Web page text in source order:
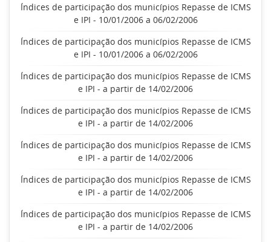
Índices de participação dos municípios Repasse de ICMS
e IPI - 10/01/2006 a 06/02/2006
Índices de participação dos municípios Repasse de ICMS
e IPI - 10/01/2006 a 06/02/2006
Índices de participação dos municípios Repasse de ICMS
e IPI - a partir de 14/02/2006
Índices de participação dos municípios Repasse de ICMS
e IPI - a partir de 14/02/2006
Índices de participação dos municípios Repasse de ICMS
e IPI - a partir de 14/02/2006
Índices de participação dos municípios Repasse de ICMS
e IPI - a partir de 14/02/2006
Índices de participação dos municípios Repasse de ICMS
e IPI - a partir de 14/02/2006